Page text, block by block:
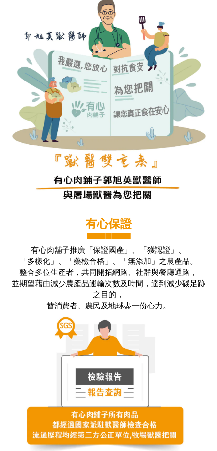
有心保證
▀▀▀▀▀▀▀
有心肉舖子推廣「保證國產」、「獲認證」、
「多樣化」、「藥檢合格」、「無添加」之農產品。
整合多位生產者，共同開拓網路、社群與餐廳通路，
並期望藉由減少農產品運輸次數及時間，達到減少碳足跡
之目的，
替消費者、農民及地球盡一份心力。